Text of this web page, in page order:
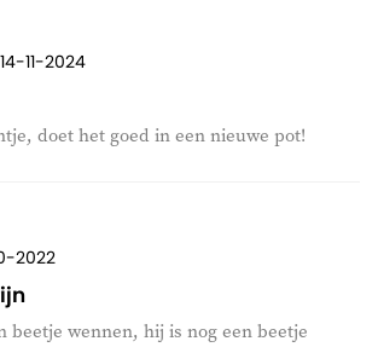
14-11-2024
doet het goed in een nieuwe pot!
2022
beetje wennen, hij is nog een beetje